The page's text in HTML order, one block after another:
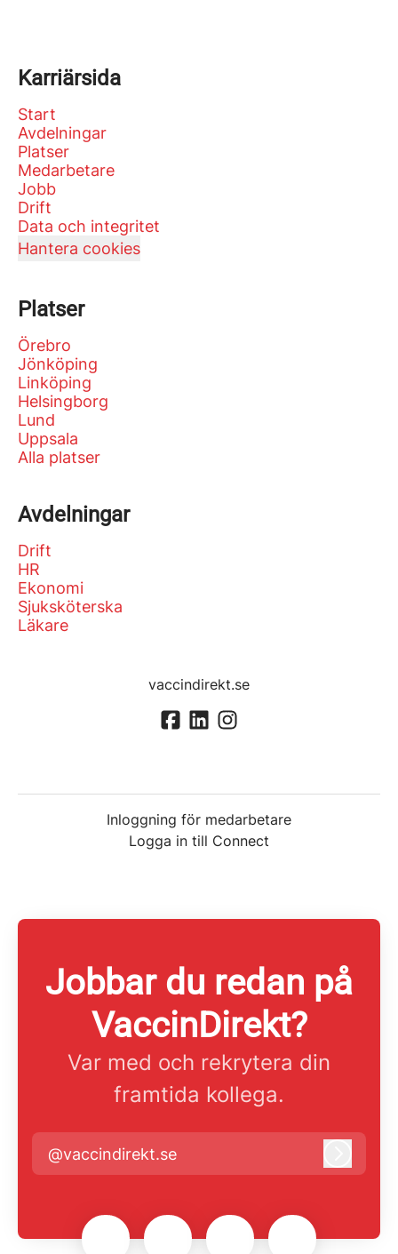
Karriärsida
Start
Avdelningar
Platser
Medarbetare
Jobb
Drift
Data och integritet
Hantera cookies
Platser
Örebro
Jönköping
Linköping
Helsingborg
Lund
Uppsala
Alla platser
Avdelningar
Drift
HR
Ekonomi
Sjuksköterska
Läkare
vaccindirekt.se
Inloggning för medarbetare
Logga in till Connect
Jobbar du redan på
VaccinDirekt?
Var med och rekrytera din
framtida kollega.
@vaccindirekt.se